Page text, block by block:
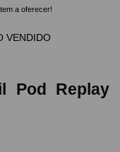
a oferecer!
VENDIDO
Pod Replay